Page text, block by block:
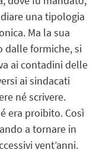
una tipologia
Ma la sua
dalle formiche, si
ai contadini delle
ai sindacati
né scrivere.
era proibito. Così
a tornare in
vent’anni.